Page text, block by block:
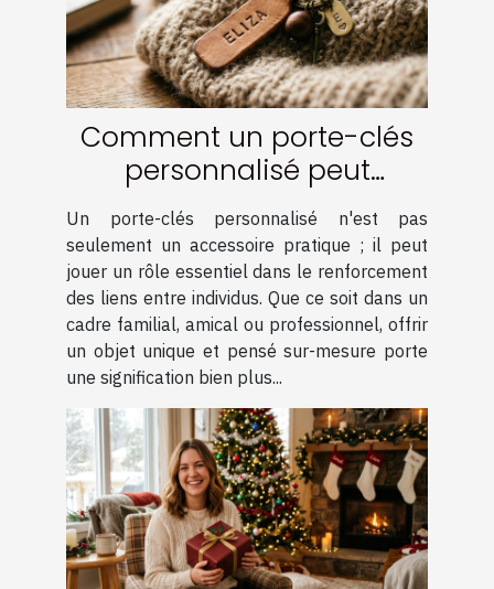
Comment un porte-clés
personnalisé peut
renforcer les liens ?
Un porte-clés personnalisé n'est pas
seulement un accessoire pratique ; il peut
jouer un rôle essentiel dans le renforcement
des liens entre individus. Que ce soit dans un
cadre familial, amical ou professionnel, offrir
un objet unique et pensé sur-mesure porte
une signification bien plus...